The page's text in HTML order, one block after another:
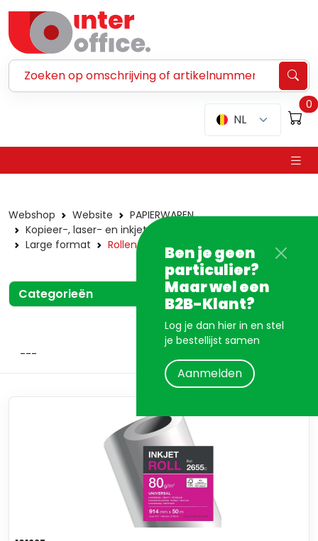
NL
0
Ben je geen
particulier?
Maar wel een
B2B-Klant?
Log je dan hier in en stel
je bestellijst samen
Aanmelden
Webshop Website
PAPIERWAREN
Kopieer-, laser- en inkjetpapier
Large format
Rollen
Categorieën